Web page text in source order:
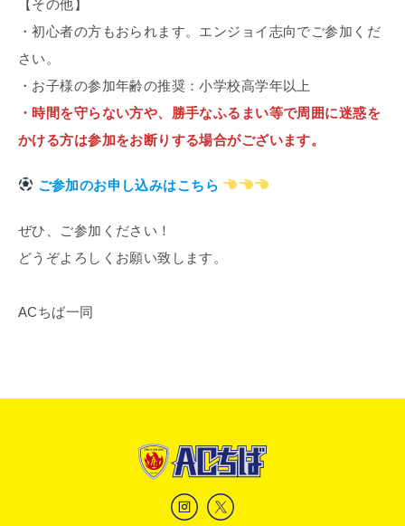
【その他】
・初心者の方もおられます。エンジョイ志向でご参加くだ
さい。
・お子様の参加年齢の推奨：小学校高学年以上
・時間を守らない方や、勝手なふるまい等で周囲に迷惑を
かける方は参加をお断りする場合がございます。
ご参加のお申し込みはこちら
ぜひ、ご参加ください！
どうぞよろしくお願い致します。
ACちば一同